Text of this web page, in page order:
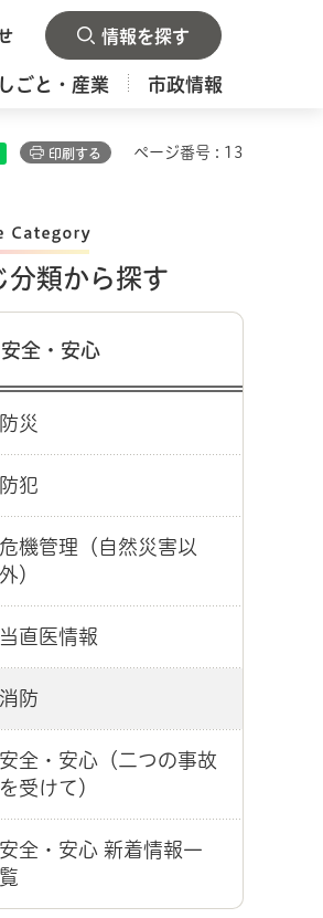
情報を探す
しごと・産業 市政情報
印刷する ページ番号 : 13
分類から探す
安全・安心
防災
防犯
危機管理（自然災害以
外）
当直医情報
消防
安全・安心（二つの事故
を受けて）
安全・安心 新着情報一
覧